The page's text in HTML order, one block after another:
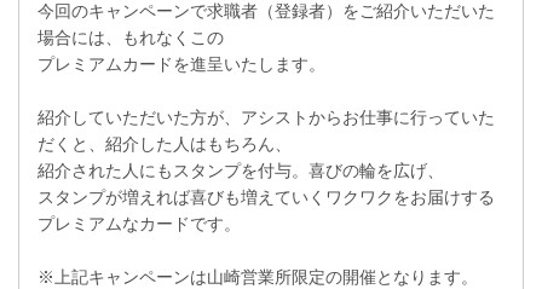
今回のキャンペーンで求職者（登録者）をご紹介いただいた
場合には、もれなくこの
プレミアムカードを進呈いたします。
紹介していただいた方が、アシストからお仕事に行っていた
だくと、紹介した人はもちろん、
紹介された人にもスタンプを付与。喜びの輪を広げ、
スタンプが増えれば喜びも増えていくワクワクをお届けする
プレミアムなカードです。
※上記キャンペーンは山崎営業所限定の開催となります。